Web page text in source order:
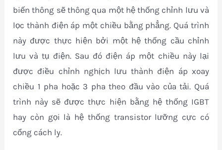
biến thông sẽ thông qua một hệ thống chỉnh lưu và
lọc thành điện áp một chiều bằng phẳng. Quá trình
này được thực hiện bởi một hệ thống cầu chỉnh
lưu và tụ điện. Sau đó điện áp một chiều này lại
được điều chỉnh nghịch lưu thành điện áp xoay
chiều 1 pha hoặc 3 pha theo đầu vào của tải. Quá
trình này sẽ được thực hiện bằng hệ thống IGBT
hay còn gọi là hệ thống transistor lưỡng cực có
cổng cách ly.